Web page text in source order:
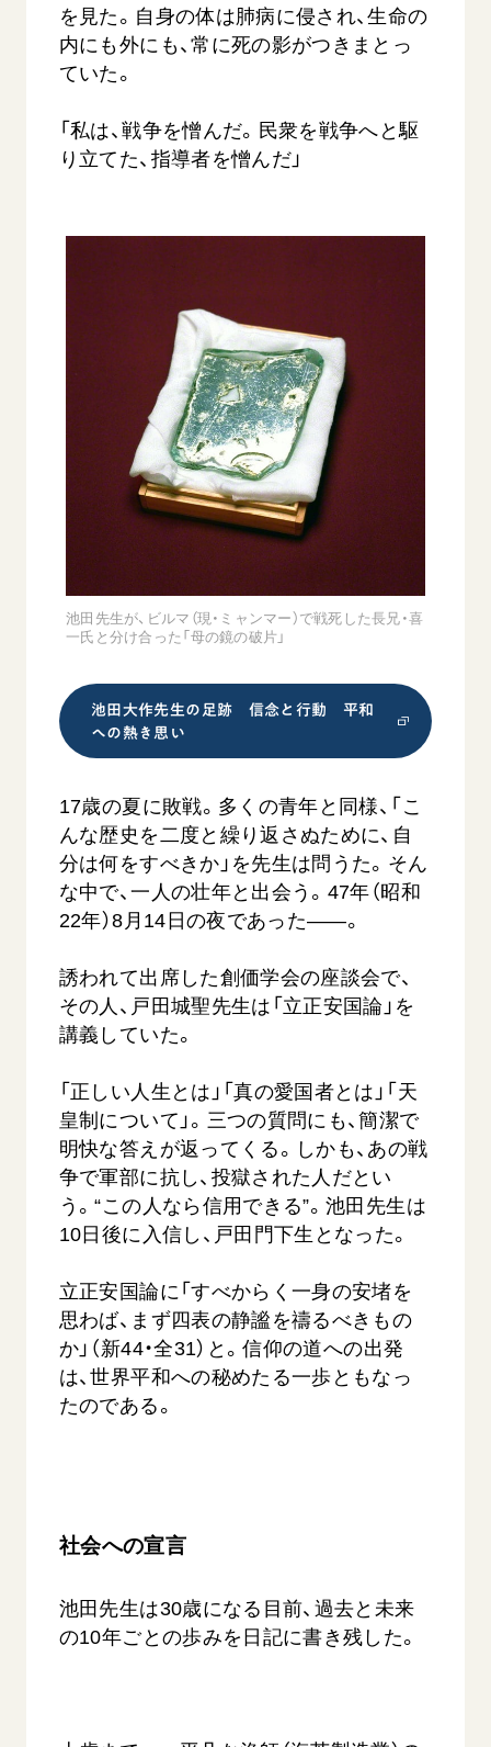
を見た。自身の体は肺病に侵され、生命の
内にも外にも、常に死の影がつきまとっ
ていた。
「私は、戦争を憎んだ。民衆を戦争へと駆
り立てた、指導者を憎んだ」
池田先生が、ビルマ（現・ミャンマー）で戦死した長兄・喜
一氏と分け合った「母の鏡の破片」
池田大作先生の足跡 信念と行動 平和
への熱き思い
17歳の夏に敗戦。多くの青年と同様、「こ
んな歴史を二度と繰り返さぬために、自
分は何をすべきか」を先生は問うた。そん
な中で、一人の壮年と出会う。47年（昭和
22年）8月14日の夜であった――。
誘われて出席した創価学会の座談会で、
その人、戸田城聖先生は「立正安国論」を
講義していた。
「正しい人生とは」「真の愛国者とは」「天
皇制について」。三つの質問にも、簡潔で
明快な答えが返ってくる。しかも、あの戦
争で軍部に抗し、投獄された人だとい
う。“この人なら信用できる”。池田先生は
10日後に入信し、戸田門下生となった。
立正安国論に「すべからく一身の安堵を
思わば、まず四表の静謐を禱るべきもの
か」（新44・全31）と。信仰の道への出発
は、世界平和への秘めたる一歩ともなっ
たのである。
社会への宣言
池田先生は30歳になる目前、過去と未来
の10年ごとの歩みを日記に書き残した。